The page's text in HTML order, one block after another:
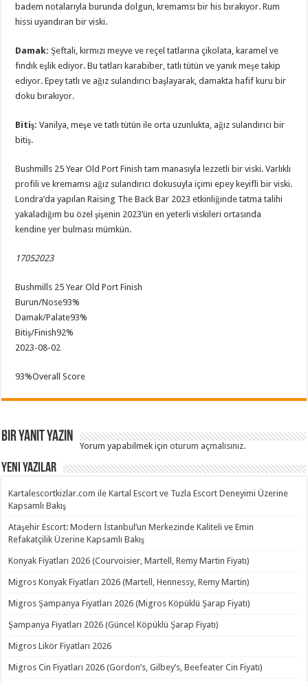
badem notalarıyla burunda dolgun, kremamsı bir his bırakıyor. Rum
hissi uyandıran bir viski.
Damak: Şeftali, kırmızı meyve ve reçel tatlarına çikolata, karamel ve
fındık eşlik ediyor. Bu tatları karabiber, tatlı tütün ve yanık meşe takip
ediyor. Epey tatlı ve ağız sulandırıcı başlayarak, damakta hafif kuru bir
doku bırakıyor.
Bitiş: Vanilya, meşe ve tatlı tütün ile orta uzunlukta, ağız sulandırıcı bir
bitiş.
Bushmills 25 Year Old Port Finish tam manasıyla lezzetli bir viski. Varlıklı
profili ve kremamsı ağız sulandırıcı dokusuyla içimi epey keyifli bir viski.
Londra’da yapılan Raising The Back Bar 2023 etkinliğinde tatma talihi
yakaladığım bu özel şişenin 2023’ün en yeterli viskileri ortasında
kendine yer bulması mümkün.
17052023
Bushmills 25 Year Old Port Finish
Burun/Nose93%
Damak/Palate93%
Bitiş/Finish92%
2023-08-02
93%Overall Score
Bir yanıt yazın
Yorum yapabilmek içinoturum açmalısınız.
Yeni Yazılar
Kartalescortkizlar.com ile Kartal Escort ve Tuzla Escort Deneyimi Üzerine
Kapsamlı Bakış
Ataşehir Escort: Modern İstanbul’un Merkezinde Kaliteli ve Emin
Refakatçilik Üzerine Kapsamlı Bakış
Konyak Fiyatları 2026 (Courvoisier, Martell, Remy Martin Fiyatı)
Migros Konyak Fiyatları 2026 (Martell, Hennessy, Remy Martin)
Migros Şampanya Fiyatları 2026 (Migros Köpüklü Şarap Fiyatı)
Şampanya Fiyatları 2026 (Güncel Köpüklü Şarap Fiyatı)
Migros Likör Fiyatları 2026
Migros Cin Fiyatları 2026 (Gordon’s, Gilbey’s, Beefeater Cin Fiyatı)